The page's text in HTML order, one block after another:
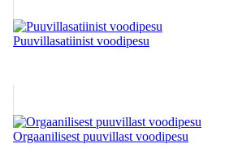
Puuvillasatiinist voodipesu
Orgaanilisest puuvillast voodipesu